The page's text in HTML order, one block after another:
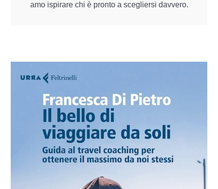
amo ispirare chi è pronto a scegliersi davvero.